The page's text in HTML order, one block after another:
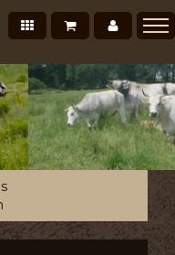
Mon
Mon panier
Nos produits